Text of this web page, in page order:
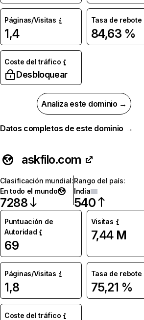
Páginas/Visitas
1,4
Tasa de rebote
84,63 %
Coste del tráfico
Desbloquear
Analiza este dominio →
Datos completos de este dominio →
askfilo.com
Clasificación mundial:
En todo el mundo
7288
Rango del país:
India
540
Puntuación de
Autoridad
69
Visitas
7,44 M
Páginas/Visitas
1,8
Tasa de rebote
75,21 %
Coste del tráfico